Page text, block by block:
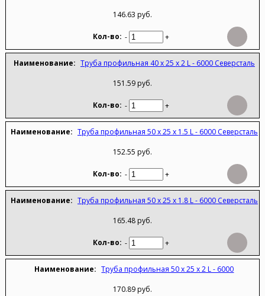
146.63 руб.
- +
Труба профильная 40 х 25 х 2 L - 6000 Северсталь
151.59 руб.
- +
Труба профильная 50 х 25 х 1.5 L - 6000 Северсталь
152.55 руб.
- +
Труба профильная 50 х 25 х 1.8 L - 6000 Северсталь
165.48 руб.
- +
Труба профильная 50 х 25 х 2 L - 6000
170.89 руб.